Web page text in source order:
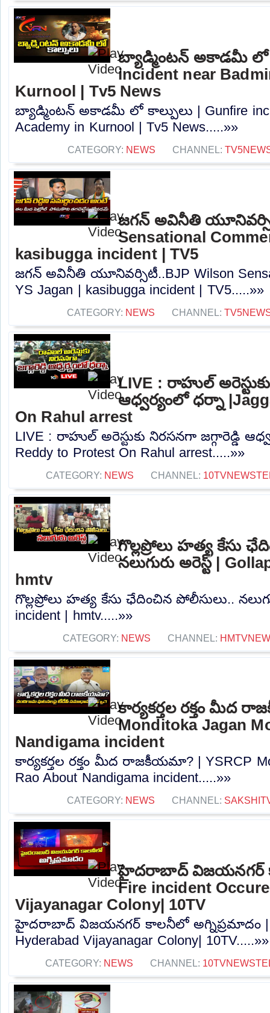
బ్యాడ్మింటన్ అకాడమీ లో
incident near
Kurnool | Tv5 News
బ్యాడ్మింటన్ అకాడమీ లో కాల్పులు | Gunfire
Academy in Kurnool | Tv5 News.....»»
CATEGORY: NEWS CHANNEL:
జగన్ అవినీతి
Sensational
kasibugga incident | TV5
జగన్ అవినీతి యూనివర్సిటీ..BJP Wilson
YS Jagan | kasibugga incident | TV5.....»»
CATEGORY: NEWS CHANNEL:
LIVE : రాహుల్
ఆధ్వర్యంలో ధర్నా
On Rahul arrest
LIVE : రాహుల్ అరెస్టుకు నిరసనగా జగ్గారెడ్డి
Reddy to Protest On Rahul arrest.....»»
CATEGORY: NEWS CHANNEL:
గొల్లప్రోలు హత్య కేసు
నలుగురు అరెస్ట్ |
hmtv
గొల్లప్రోలు హత్య కేసు ఛేదించిన పోలీసులు..
incident | hmtv.....»»
CATEGORY: NEWS CHANNEL:
కార్యకర్తల రక్తం మీద
Monditoka Jagan
Nandigama incident
కార్యకర్తల రక్తం మీద రాజకీయమా? | YSRCP
Rao About Nandigama incident.....»»
CATEGORY: NEWS CHANNEL:
హైదరాబాద్ విజయనగర్
Fire incident
Vijayanagar Colony| 10TV
హైదరాబాద్ విజయనగర్ కాలనీలో అగ్నిప్రమాదం |
Hyderabad Vijayanagar Colony| 10TV.....»»
CATEGORY: NEWS CHANNEL: